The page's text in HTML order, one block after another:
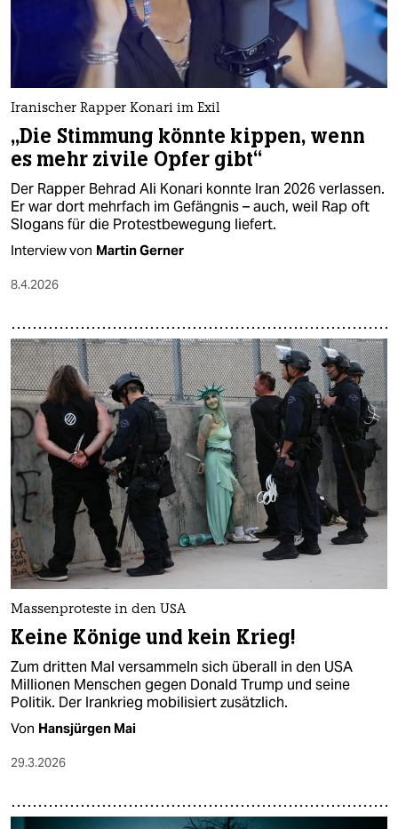
Iranischer Rapper Konari im Exil
„Die Stimmung könnte kippen, wenn
es mehr zivile Opfer gibt“
Der Rapper Behrad Ali Konari konnte Iran 2026 verlassen.
Er war dort mehrfach im Gefängnis – auch, weil Rap oft
Slogans für die Protestbewegung liefert.
Interview von Martin Gerner
8.4.2026
Massenproteste in den USA
Keine Könige und kein Krieg!
Zum dritten Mal versammeln sich überall in den USA
Millionen Menschen gegen Donald Trump und seine
Politik. Der Irankrieg mobilisiert zusätzlich.
Von Hansjürgen Mai
29.3.2026